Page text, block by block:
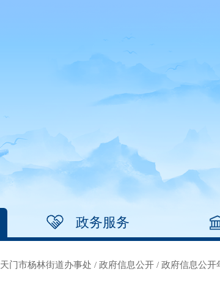
政务服务
天门市杨林街道办事处 / 政府信息公开 / 政府信息公开